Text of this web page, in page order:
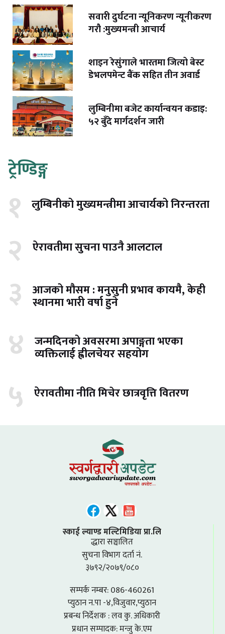
सवारी दुर्घटना न्यूनिकरण न्यूनीकरण
गरौ :मुख्यमन्त्री आचार्य
शाइन रेसुंगाले भारतमा जित्यो बेस्ट
डेभलपमेन्ट बैंक सहित तीन अवार्ड
लुम्बिनीमा बजेट कार्यान्वयन कडाइ:
५२ बुँदे मार्गदर्शन जारी
ट्रेण्डिङ्ग
१ लुम्बिनीको मुख्यमन्त्रीमा आचार्यको निरन्तरता
२ ऐरावतीमा सुचना पाउनै आलटाल
३ आजको मौसम : मनुसुनी प्रभाव कायमै, केही
स्थानमा भारी वर्षा हुने
४ जन्मदिनको अवसरमा अपाङ्गता भएका
व्यक्तिलाई ह्वीलचेयर सहयोग
५ ऐरावतीमा नीति मिचेर छात्रवृत्ति वितरण
स्काई ल्याण्ड मल्टिमिडिया प्रा.लि
द्धारा सञ्चालित
सुचना विभाग दर्ता नं.
३७९२/२०७९/०८०
सम्पर्क नम्बर: 086-460261
प्युठान न.पा -४,विजुवार,प्युठान
प्रबन्ध निर्देशक : लव कु. अधिकारी
प्रधान सम्पादक: मन्जु के.एम